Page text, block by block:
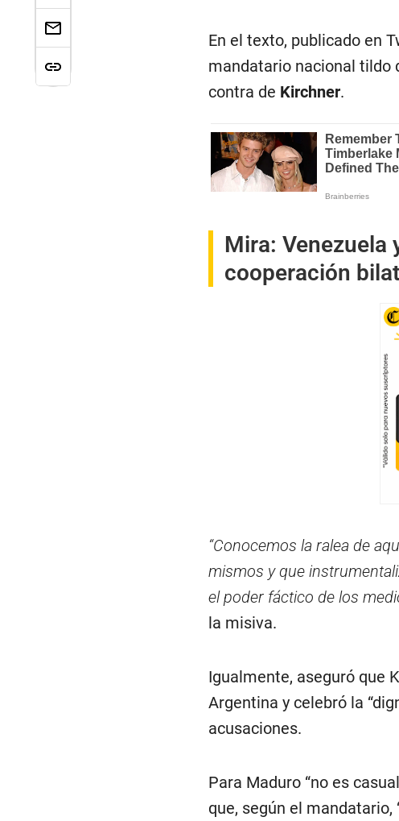
En el texto, publicado en
mandatario nacional tildo
contra de Kirchner.
Mira: Venezuela
cooperación
“Conocemos la ralea de
mismos y que
el poder fáctico de los
la misiva.
Igualmente, aseguró que
Argentina y celebró la
acusaciones.
Para Maduro “no es
que, según el